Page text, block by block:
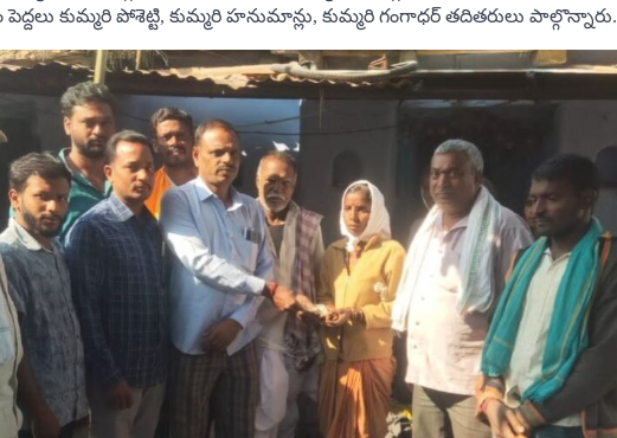
కుమ్మరి పోశెట్టి, కుమ్మరి హనుమాన్లు, కుమ్మరి గంగాధర్ తదితరులు పాల్గొన్నారు.